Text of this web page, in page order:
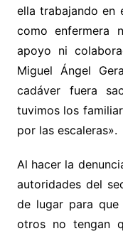
ella trabajando en
como enfermera
apoyo ni
Miguel Ángel
cadáver fuera
tuvimos los
por las escaleras».
Al hacer la
autoridades del
de lugar para
otros no tengan